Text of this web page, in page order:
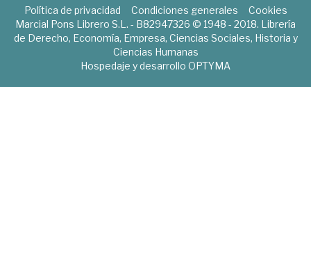
Política de privacidad Condiciones generales
Cookies
Marcial Pons Librero S.L. - B82947326 © 1948 - 2018. Librería
de Derecho, Economía, Empresa, Ciencias Sociales, Historia y
Ciencias Humanas
Hospedaje y desarrollo OPTYMA